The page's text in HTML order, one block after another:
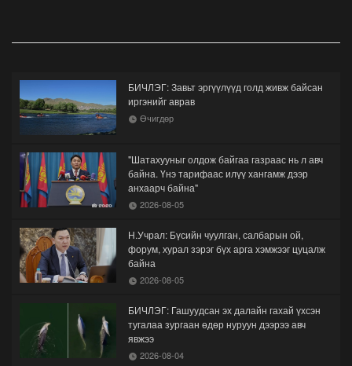
БИЧЛЭГ: Завьт эргүүлүүд голд живж байсан
иргэнийг аврав
Өчигдөр
"Шатахууныг олдож байгаа газраас нь л авч
байна. Үнэ тарифаас илүү хангамж дээр
анхаарч байна"
2026-08-05
Н.Учрал: Бүсийн чуулган, салбарын ой,
форум, хурал зэрэг бүх арга хэмжээг цуцалж
байна
2026-08-05
БИЧЛЭГ: Гашуудсан эх далайн гахай үхсэн
тугалаа зургаан өдөр нуруун дээрээ авч
явжээ
2026-08-04